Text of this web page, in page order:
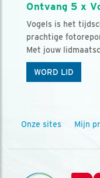
Ontvang 5 x
Vogels is het
prachtige
Met jouw
WORD LID
Onze sites Mijn